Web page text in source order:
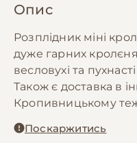
Опис
Розплідник міні
дуже гарних
весловухі та
Також є доставка в
Кропивницькому
Телефонуйте,
Поскаржитись